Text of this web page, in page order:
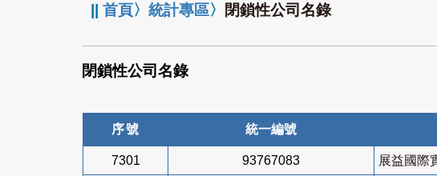
||首頁〉統計專區〉 閉鎖性公司名錄
閉鎖性公司名錄
序號 統一編號
7301 93767083 展益國際